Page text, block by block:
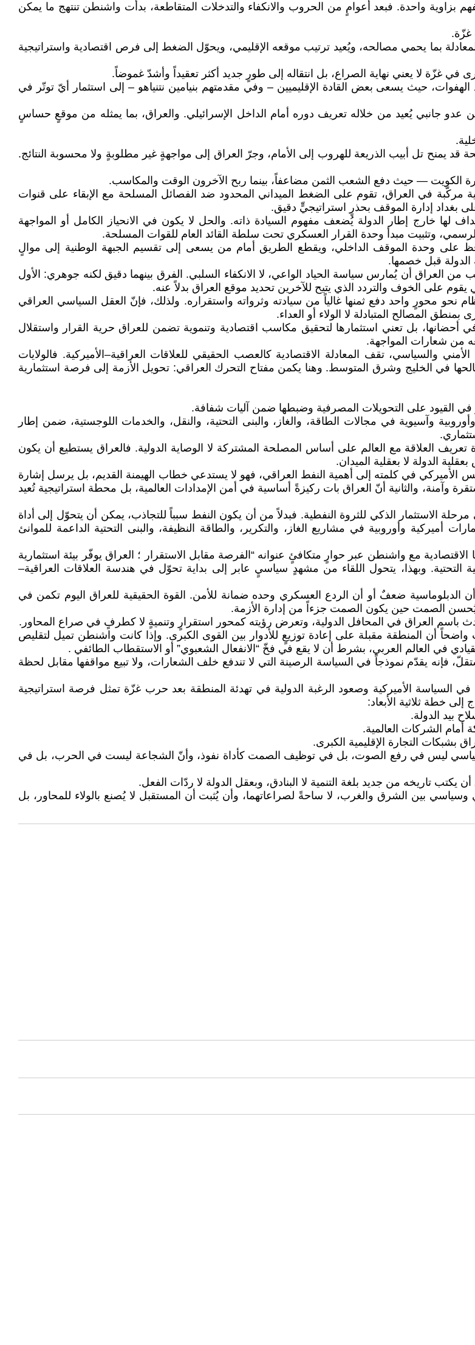
بزاوية واحدة. فبعد أعوامٍ من الحروب والانكفاء والتدخلات المتقاطعة، بدأت واشنطن تنتهج ما يمكن
غزّة.
بما يحمي مصالحه، ويُعيد ترتيب موقعه الإقليمي، ويحوّل الضغط إلى فرص اقتصادية واستراتيجية
في غزّة لا يعني نهاية الصراع، بل انتقاله إلى طورٍ جديد أكثر تعقيداً وأشدّ غموضاً.
حيث يسعى بعض القادة الإقليميين – وفي مقدمتهم بنيامين نتنياهو – إلى استثمار أيّ توتّر في
جانبي يُعيد من خلاله تعريف دوره أمام الداخل الإسرائيلي. والعراق، بما يمثله من موقعٍ حساسٍ
تل أبيب الذريعة للهروب إلى الأمام، وجرّ العراق إلى مواجهةٍ غير مطلوبةٍ ولا محسوبة النتائج.
الكويت — حيث دفع الشعب الثمن مضاعفاً، بينما ربح الآخرون الوقت والمكاسب.
مركّبة في العراق، تقوم على الضغط الميداني المحدود ضد الفصائل المسلحة مع الإبقاء على قنوات
بغداد إدارة الموقف بحذرٍ استراتيجيٍّ دقيق.
لها خارج إطار الدولة يُضعف مفهوم السيادة ذاته. والحل لا يكون في الانحياز الكامل أو المواجهة
وتثبيت مبدأ وحدة القرار العسكري تحت سلطة القائد العام للقوات المسلحة.
على وحدة الموقف الداخلي، ويقطع الطريق أمام من يسعى إلى تقسيم الجبهة الوطنية إلى موالٍ
قبل خصمها.
من العراق أن يُمارس سياسة الحياد الواعي، لا الانكفاء السلبي. الفرق بينهما دقيق لكنه جوهري: الأول
يقوم على الخوف والتردد الذي يتيح للآخرين تحديد موقع العراق بدلاً عنه.
نحو محورٍ واحد دفع ثمنها غالياً من سيادته وثرواته واستقراره. ولذلك، فإنّ العقل السياسي العراقي
المصالح المتبادلة لا الولاء أو العداء.
أحضانها، بل تعني استثمارها لتحقيق مكاسب اقتصادية وتنموية تضمن للعراق حرية القرار واستقلال
من شعارات المواجهة.
والسياسي، تقف المعادلة الاقتصادية كالعصب الحقيقي للعلاقات العراقية–الأميركية. فالولايات
في الخليج وشرق المتوسط. وهنا يكمن مفتاح التحرك العراقي: تحويل الأزمة إلى فرصة استثمارية
القيود على التحويلات المصرفية وضبطها ضمن آليات شفافة.
وآسيوية في مجالات الطاقة، والغاز، والبنى التحتية، والنقل، والخدمات اللوجستية، ضمن إطار
تعريف العلاقة مع العالم على أساس المصلحة المشتركة لا الوصاية الدولية. فالعراق يستطيع أن يكون
الدولة لا بعقلية الميدان.
في كلمته إلى أهمية النفط العراقي، فهو لا يستدعي خطاب الهيمنة القديم، بل يرسل إشارة
وآمنة، والثانية أنّ العراق بات ركيزةً أساسية في أمن الإمدادات العالمية، بل محطة استراتيجية تُعيد
مرحلة الاستثمار الذكي للثروة النفطية. فبدلاً من أن يكون النفط سبباً للتجاذب، يمكن أن يتحوّل إلى أداة
أميركية وأوروبية في مشاريع الغاز، والتكرير، والطاقة النظيفة، والبنى التحتية الداعمة للموانئ
مع واشنطن عبر حوارٍ متكافئٍ عنوانه “الفرصة مقابل الاستقرار ؛ العراق يوفّر بيئة استثمارية
التحتية. وبهذا، يتحول اللقاء من مشهدٍ سياسيٍ عابر إلى بداية تحوّل في هندسة العلاقات العراقية–
ضعفٌ أو أن الردع العسكري وحده ضمانة للأمن. القوة الحقيقية للعراق اليوم تكمن في
يُحسن الصمت حين يكون الصمت جزءاً من إدارة الأزمة.
باسم العراق في المحافل الدولية، وتعرض رؤيته كمحور استقرارٍ وتنميةٍ لا كطرفٍ في صراع المحاور.
أن المنطقة مقبلة على إعادة توزيعٍ للأدوار بين القوى الكبرى. وإذا كانت واشنطن تميل لتقليص
في العالم العربي، بشرط أن لا يقع في فخّ “الانفعال الشعبوي” أو الاستقطاب الطائفي .
فإنه يقدّم نموذجاً في السياسة الرصينة التي لا تندفع خلف الشعارات، ولا تبيع مواقفها مقابل لحظة
في السياسة الأميركية وصعود الرغبة الدولية في تهدئة المنطقة بعد حرب غزّة تمثل فرصة استراتيجية
خطة ثلاثية الأبعاد:
ليس في رفع الصوت، بل في توظيف الصمت كأداة نفوذ، وأنّ الشجاعة ليست في الحرب، بل في
يكتب تاريخه من جديد بلغة التنمية لا البنادق، وبعقل الدولة لا ردّات الفعل.
بين الشرق والغرب، لا ساحةً لصراعاتهما، وأن يُثبت أن المستقبل لا يُصنع بالولاء للمحاور، بل